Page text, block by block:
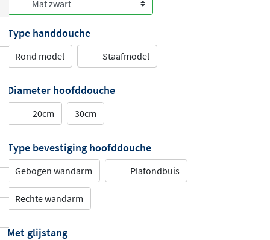
Type handdouche
Rond model Staafmodel
Diameter hoofddouche
20cm 30cm
Type bevestiging hoofddouche
Gebogen wandarm Plafondbuis
Rechte wandarm
Met glijstang